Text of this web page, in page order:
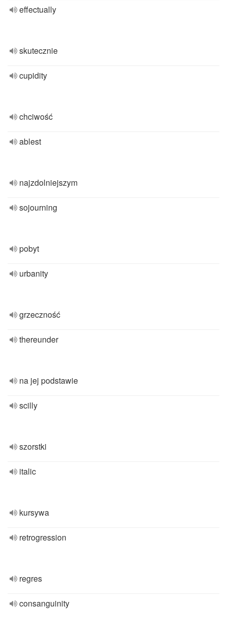
effectually
skutecznie
cupidity
chciwość
ablest
najzdolniejszym
sojourning
pobyt
urbanity
grzeczność
thereunder
na jej podstawie
scilly
szorstki
italic
kursywa
retrogression
regres
consanguinity